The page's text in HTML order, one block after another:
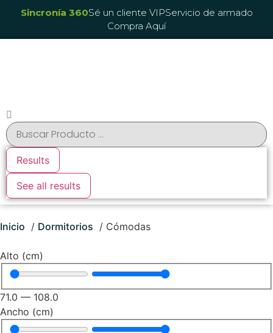
Sincronía 360Sé un cliente VIPServicio de armado
Compra Aquí
Results
See all results
Inicio Dormitorios Cómodas
Alto (cm)
71.0 — 108.0
Ancho (cm)